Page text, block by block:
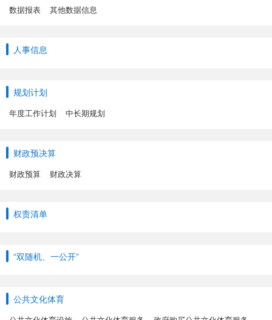
数据报表 其他数据信息
人事信息
规划计划
年度工作计划 中长期规划
财政预决算
财政预算 财政决算
权责清单
“双随机、一公开”
公共文化体育